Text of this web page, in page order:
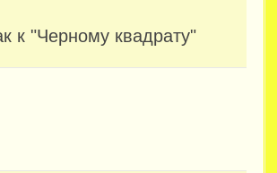
к "Черному квадрату"